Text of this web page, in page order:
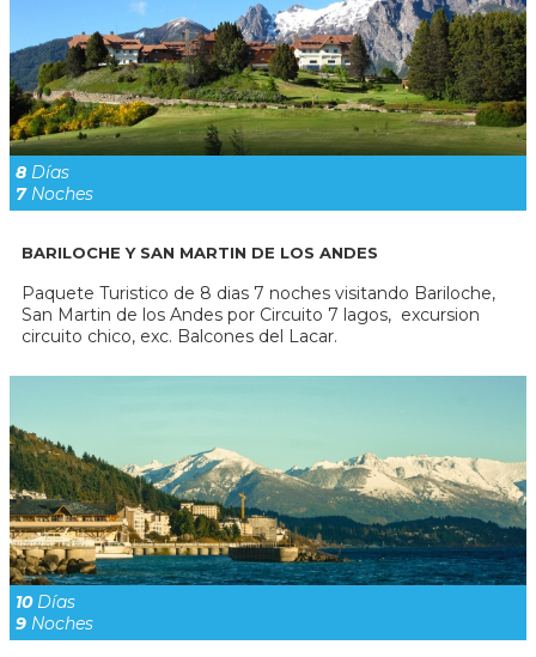
8 Días
7Noches
BARILOCHE Y SAN MARTIN DE LOS ANDES
Paquete Turistico de 8 dias 7 noches visitando Bariloche,
San Martin de los Andes por Circuito 7 lagos, excursion
circuito chico, exc. Balcones del Lacar.
10Días
9 Noches